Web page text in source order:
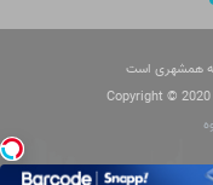
همشهری است
Copyright ©